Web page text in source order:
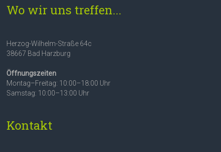
Wo wir uns treffen...
Herzog-Wilhelm-Straße 64c
38667 Bad Harzburg
Öffnungszeiten
Montag–Freitag: 10:00–18:00 Uhr
Samstag: 10:00–13:00 Uhr
Kontakt